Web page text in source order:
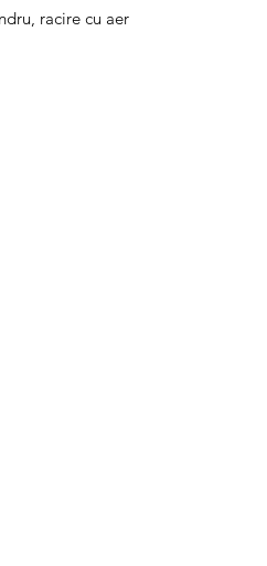
racire cu aer